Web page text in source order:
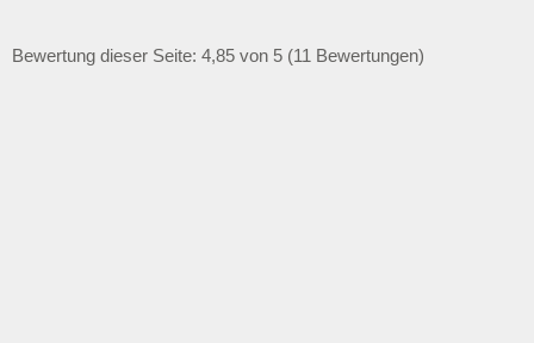
Bewertung dieser Seite: 4,85 von 5 (11 Bewertungen)